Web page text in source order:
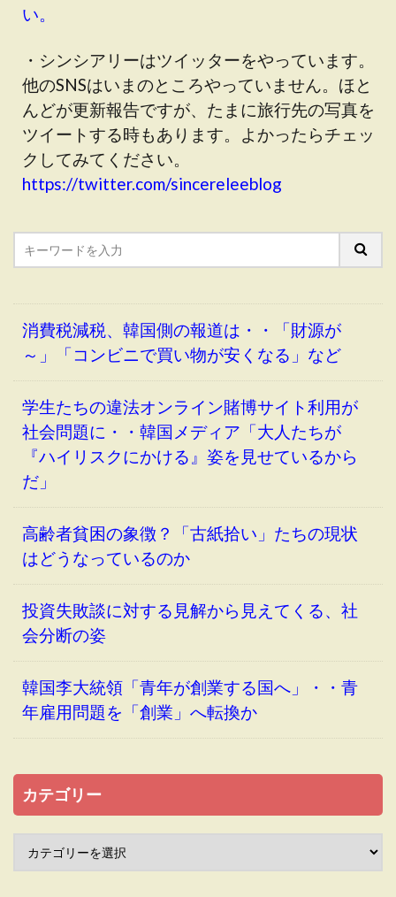
い。
・シンシアリーはツイッターをやっています。
他のSNSはいまのところやっていません。ほと
んどが更新報告ですが、たまに旅行先の写真を
ツイートする時もあります。よかったらチェッ
クしてみてください。
https://twitter.com/sincereleeblog
消費税減税、韓国側の報道は・・「財源が
～」「コンビニで買い物が安くなる」など
学生たちの違法オンライン賭博サイト利用が
社会問題に・・韓国メディア「大人たちが
『ハイリスクにかける』姿を見せているから
だ」
高齢者貧困の象徴？「古紙拾い」たちの現状
はどうなっているのか
投資失敗談に対する見解から見えてくる、社
会分断の姿
韓国李大統領「青年が創業する国へ」・・青
年雇用問題を「創業」へ転換か
カテゴリー